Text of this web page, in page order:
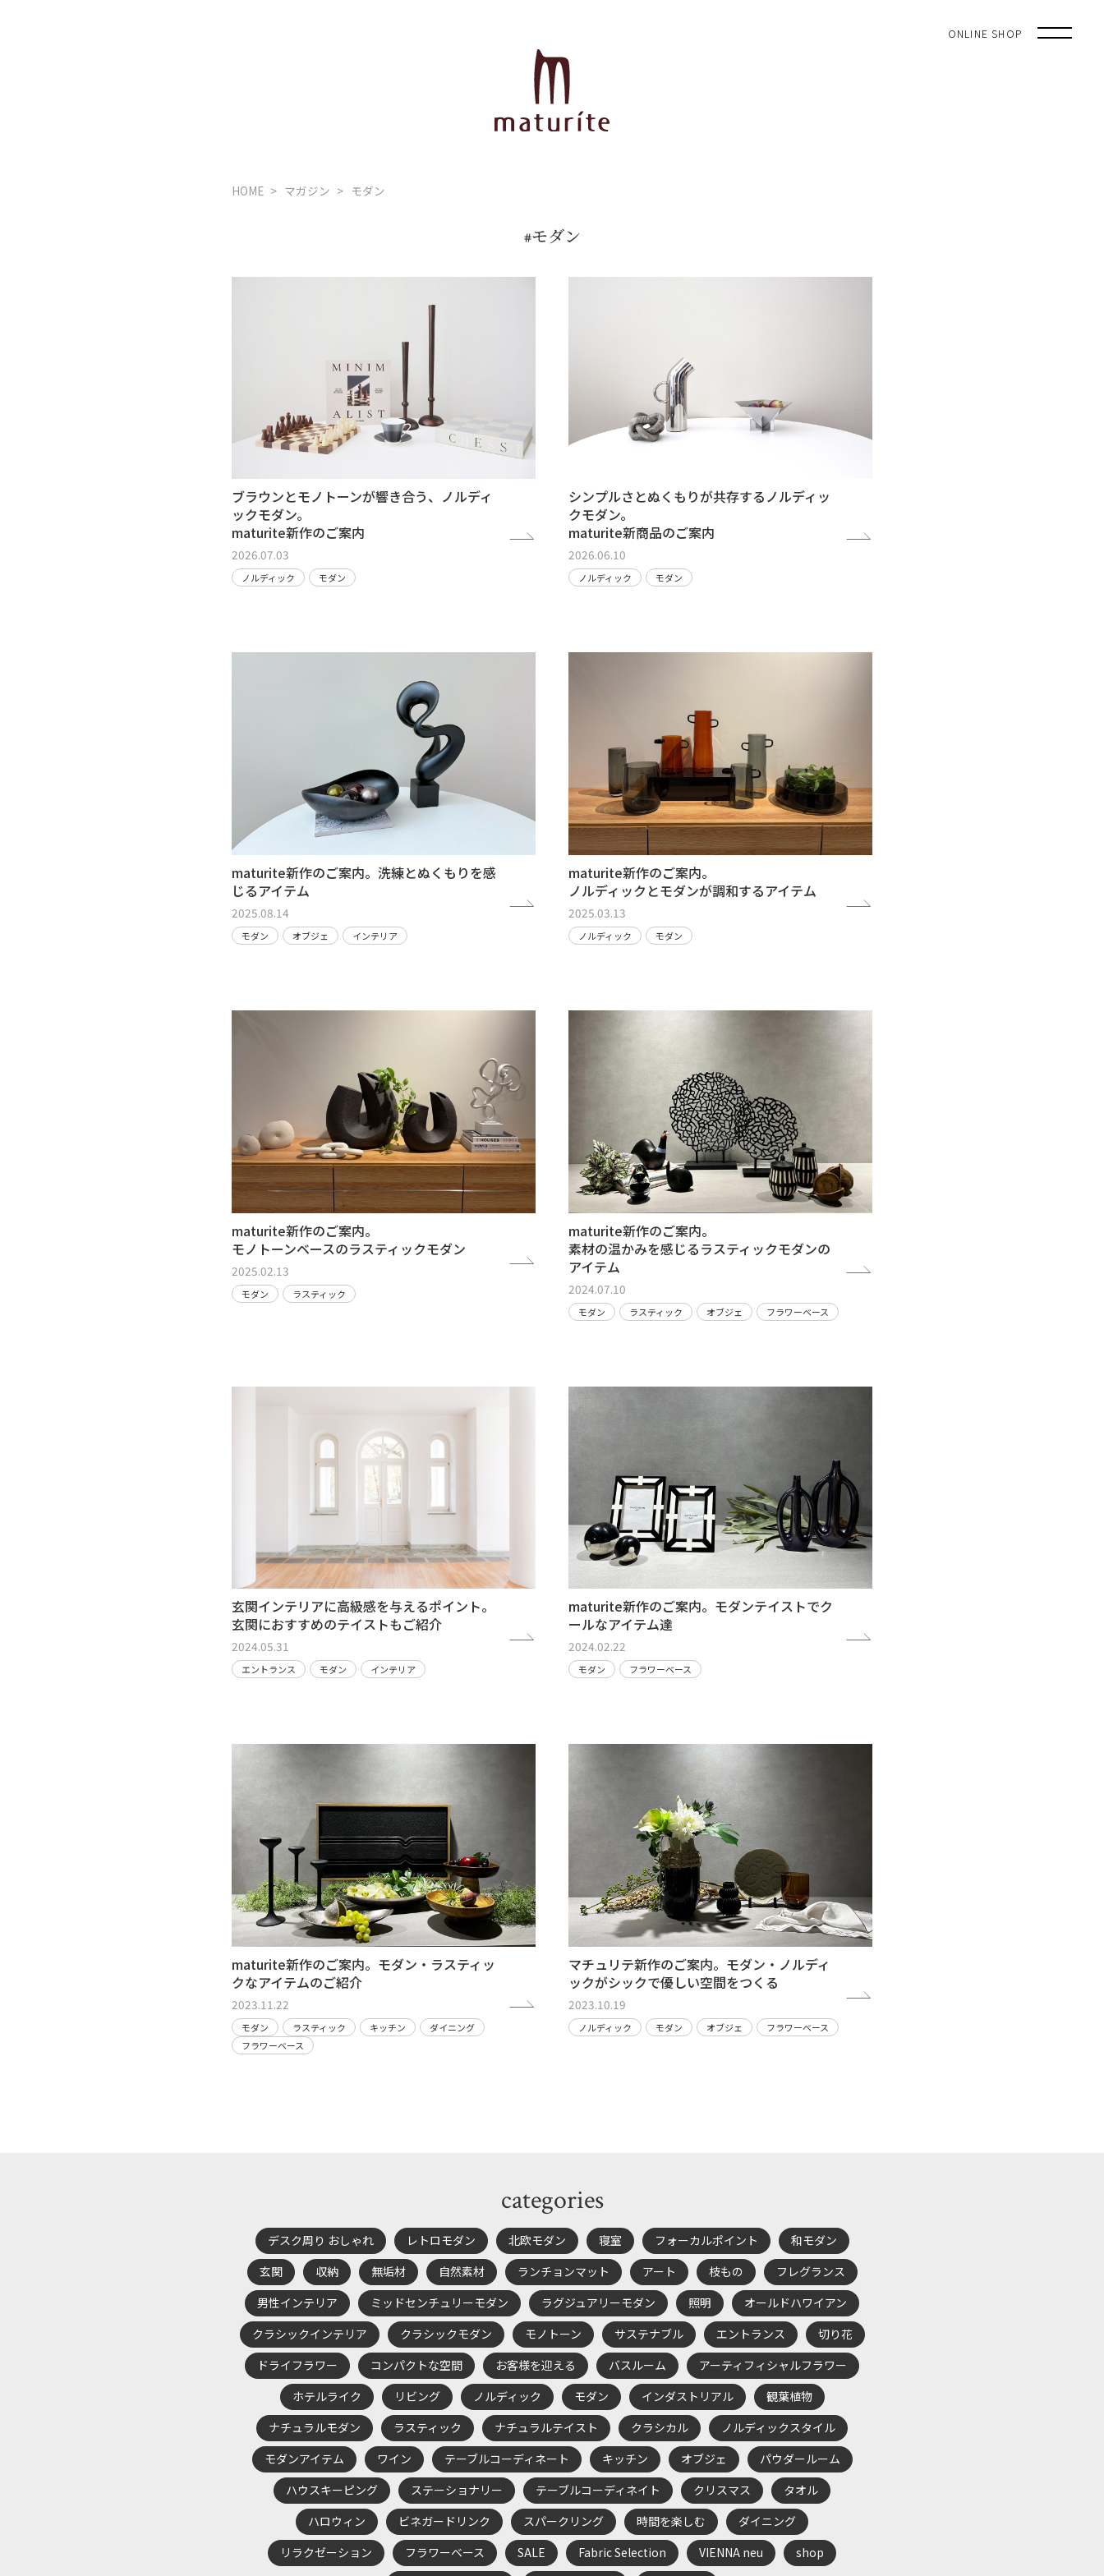
ONLINE SHOP
HOME マガジン モダン
#モダン
ブラウンとモノトーンが響き合う、ノルディ
ックモダン。
maturite新作のご案内
2026.07.03
ノルディック モダン
シンプルさとぬくもりが共存するノルディッ
クモダン。
maturite新商品のご案内
2026.06.10
ノルディック モダン
maturite新作のご案内。洗練とぬくもりを感
じるアイテム
2025.08.14
モダン オブジェ インテリア
maturite新作のご案内。
ノルディックとモダンが調和するアイテム
2025.03.13
ノルディック モダン
maturite新作のご案内。
モノトーンベースのラスティックモダン
2025.02.13
モダン ラスティック
maturite新作のご案内。
素材の温かみを感じるラスティックモダンの
アイテム
2024.07.10
モダン ラスティック オブジェ フラワーベース
玄関インテリアに高級感を与えるポイント。
玄関におすすめのテイストもご紹介
2024.05.31
エントランス モダン インテリア
maturite新作のご案内。モダンテイストでク
ールなアイテム達
2024.02.22
モダン フラワーベース
maturite新作のご案内。モダン・ラスティッ
クなアイテムのご紹介
2023.11.22
モダン ラスティック キッチン
ダイニング
フラワーベース
マチュリテ新作のご案内。モダン・ノルディ
ックがシックで優しい空間をつくる
2023.10.19
ノルディック モダン オブジェ フラワーベース
categories
デスク周り おしゃれ レトロモダン 北欧モダン 寝室 フォーカルポイント
和モダン
玄関
収納 無垢材 自然素材 ランチョンマット アート 枝もの
フレグランス
男性インテリア
ミッドセンチュリーモダン ラグジュアリーモダン 照明
オールドハワイアン
クラシックインテリア
クラシックモダン モノトーン サステナブル エントランス
切り花
ドライフラワー
コンパクトな空間 お客様を迎える バスルーム
アーティフィシャルフラワー
ホテルライク
リビング ノルディック モダン インダストリアル
観葉植物
ナチュラルモダン
ラスティック ナチュラルテイスト クラシカル
ノルディックスタイル
モダンアイテム
ワイン テーブルコーディネート キッチン オブジェ
パウダールーム
ハウスキーピング
ステーショナリー テーブルコーディネイト クリスマス
タオル
ハロウィン
ビネガードリンク スパークリング 時間を楽しむ
ダイニング
リラクゼーション
フラワーベース SALE Fabric Selection VIENNA neu
shop